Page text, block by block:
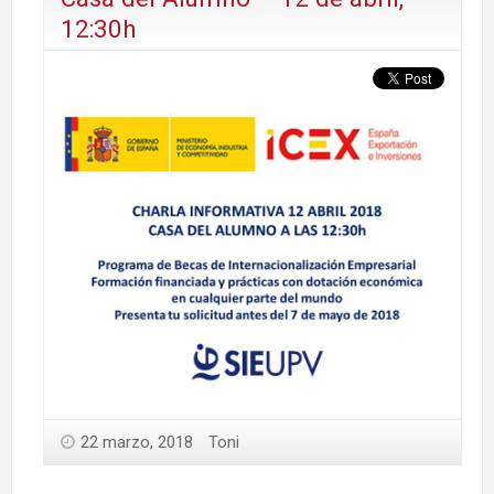
12:30h
22 marzo, 2018 Toni